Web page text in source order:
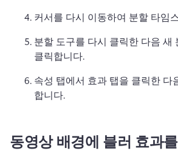
분할 도구를 다시 클릭한 다음 새
클릭합니다.
속성 탭에서 효과 탭을 클릭한 다
합니다.
동영상 배경에 블러 효과